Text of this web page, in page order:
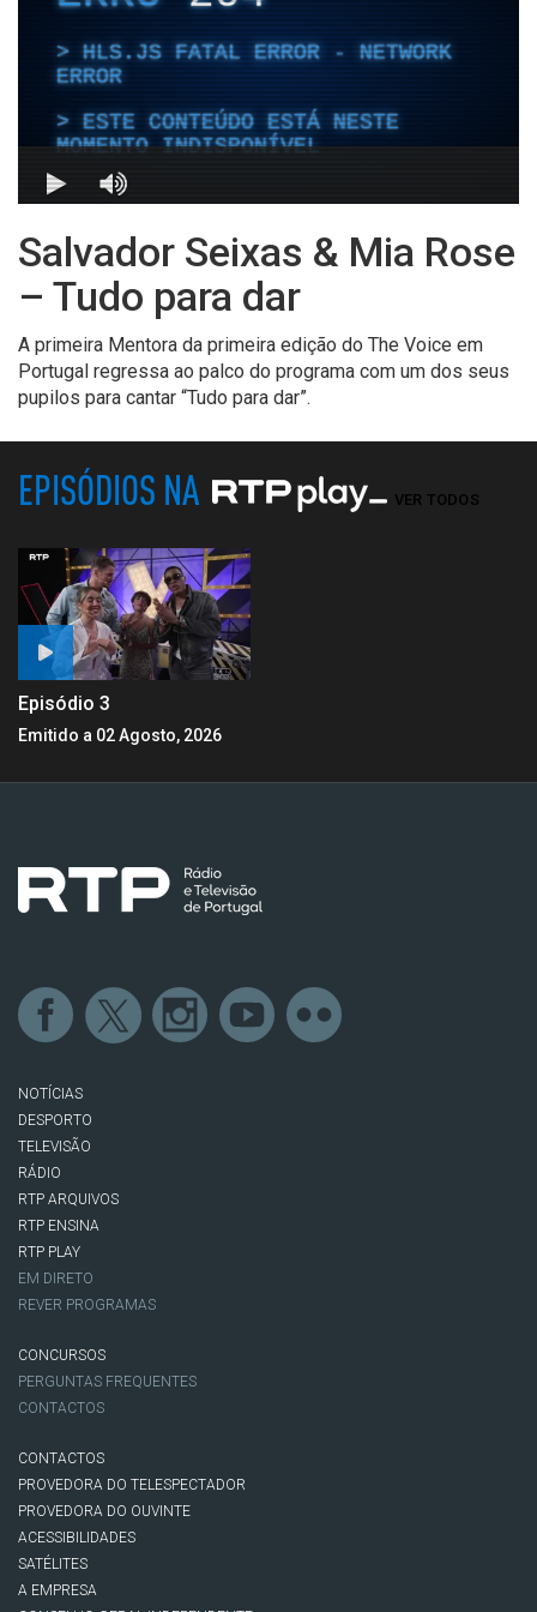
Salvador Seixas & Mia Rose
– Tudo para dar
A primeira Mentora da primeira edição do The Voice em
Portugal regressa ao palco do programa com um dos seus
pupilos para cantar “Tudo para dar”.
EPISÓDIOS NA VER TODOS
Episódio 3
Emitido a 02 Agosto, 2026
NOTÍCIAS
DESPORTO
TELEVISÃO
RÁDIO
RTP ARQUIVOS
RTP ENSINA
RTP PLAY
EM DIRETO
REVER PROGRAMAS
CONCURSOS
PERGUNTAS FREQUENTES
CONTACTOS
CONTACTOS
PROVEDORA DO TELESPECTADOR
PROVEDORA DO OUVINTE
ACESSIBILIDADES
SATÉLITES
A EMPRESA